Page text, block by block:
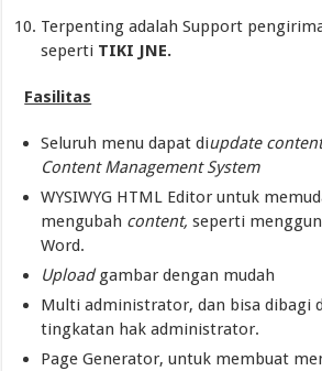
Terpenting adalah Support
seperti TIKI JNE.
Fasilitas
Seluruh menu dapat diupdate
Content Management System
WYSIWYG HTML Editor untuk
mengubah content, seperti
Word.
Uploadgambar dengan mudah
Multi administrator, dan bisa dibagi
tingkatan hak administrator.
Page Generator, untuk membuat